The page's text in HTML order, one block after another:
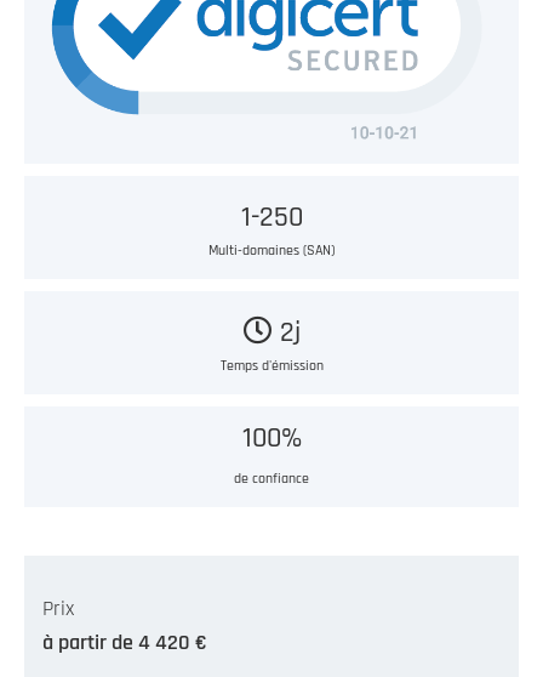
1-250
Multi-domaines (SAN)
2j
Temps d'émission
100%
de confiance
Prix
à partir de 4 420 €